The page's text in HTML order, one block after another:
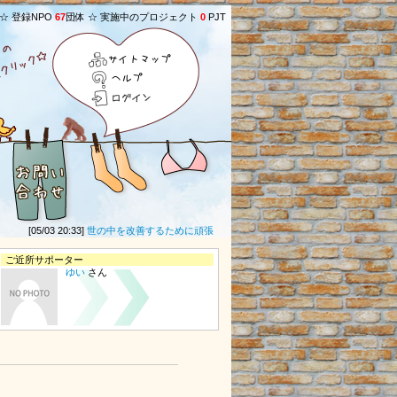
登録NPO 67団体 ☆ 実施中のプロジェクト 0 PJT
サイトマップ
ヘルプ
ログイン
[05/03 20:33]世の中を改善するために頑張ってください。(ヒマラヤさん) ★[02/
ご近所サポーター
ゆい さん